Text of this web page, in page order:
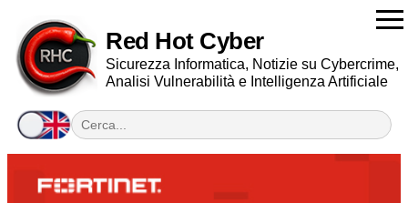
Red Hot Cyber
Sicurezza Informatica, Notizie su Cybercrime,
Analisi Vulnerabilità e Intelligenza Artificiale